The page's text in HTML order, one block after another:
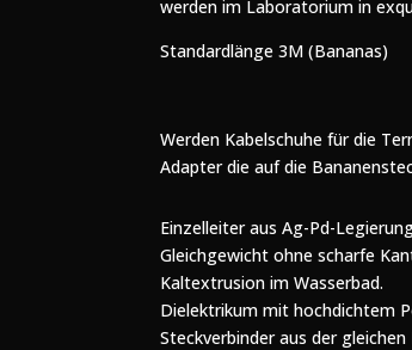
werden im Laboratorium in
Standardlänge 3M (Bananas)
Werden Kabelschuhe für die
Adapter die auf die
Einzelleiter aus Ag-Pd-
Gleichgewicht ohne scharfe
Kaltextrusion im Wasserbad.
Dielektrikum mit hochdichtem
Steckverbinder aus der